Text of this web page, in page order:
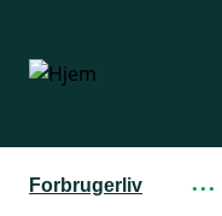
hovedindhold
Forbrugerliv ···